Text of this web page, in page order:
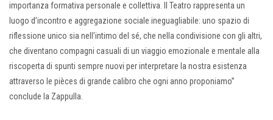
importanza formativa personale e collettiva. Il Teatro rappresenta un
luogo d’incontro e aggregazione sociale ineguagliabile: uno spazio di
riflessione unico sia nell’intimo del sé, che nella condivisione con gli altri,
che diventano compagni casuali di un viaggio emozionale e mentale alla
riscoperta di spunti sempre nuovi per interpretare la nostra esistenza
attraverso le pièces di grande calibro che ogni anno proponiamo”
conclude la Zappulla.